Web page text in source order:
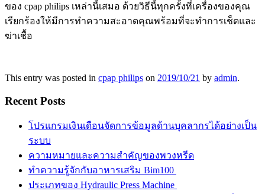
ของ cpap philips เหล่านี้เสมอ ด้วยวิธีนี้ทุกครั้งที่เครื่องของคุณ
เรียกร้องให้มีการทำความสะอาดคุณพร้อมที่จะทำการเช็ดและ
ฆ่าเชื้อ
This entry was posted in cpap philips on 2019/10/21 by admin.
Recent Posts
โปรแกรมเงินเดือนจัดการข้อมูลด้านบุคลากรได้อย่างเป็น
ระบบ
ความหมายและความสำคัญของพวงหรีด
ทำความรู้จักกับอาหารเสริม Bim100
ประเภทของ Hydraulic Press Machine